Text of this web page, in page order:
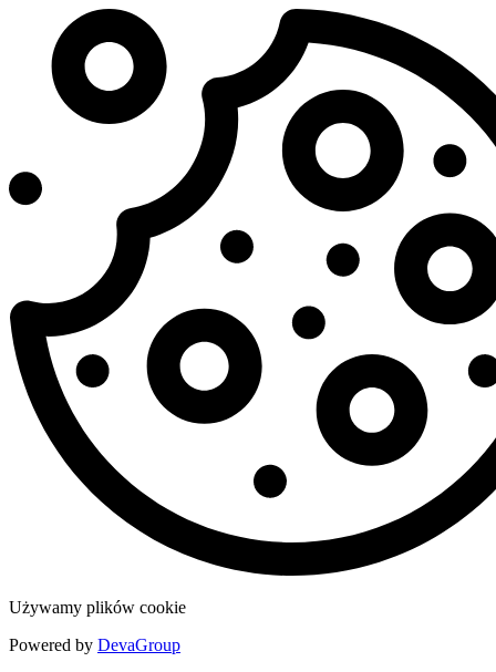
Używamy plików cookie
Powered by DevaGroup